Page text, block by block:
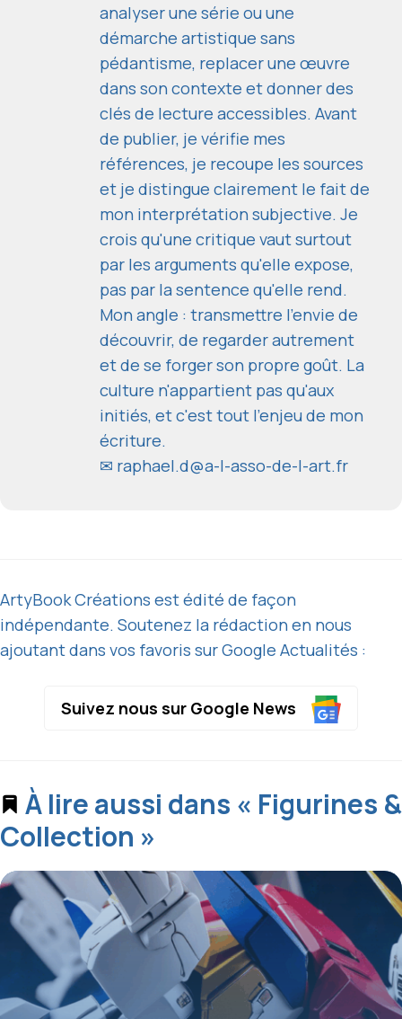
analyser une série ou une
démarche artistique sans
pédantisme, replacer une œuvre
dans son contexte et donner des
clés de lecture accessibles. Avant
de publier, je vérifie mes
références, je recoupe les sources
et je distingue clairement le fait de
mon interprétation subjective. Je
crois qu'une critique vaut surtout
par les arguments qu'elle expose,
pas par la sentence qu'elle rend.
Mon angle : transmettre l'envie de
découvrir, de regarder autrement
et de se forger son propre goût. La
culture n'appartient pas qu'aux
initiés, et c'est tout l'enjeu de mon
écriture.
✉ raphael.d@a-l-asso-de-l-art.fr
ArtyBook Créations est édité de façon
indépendante. Soutenez la rédaction en nous
ajoutant dans vos favoris sur Google Actualités :
Suivez nous sur Google News
À lire aussi dans « Figurines &
Collection »